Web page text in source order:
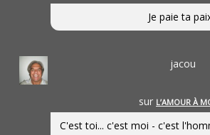
Je paie ta
jacou
sur L’AMOUR À
C'est toi... c'est moi - c'est